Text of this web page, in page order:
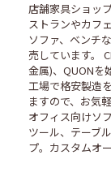
店舗家具ショッ
ストランやカフ
ソファ、ベンチ
売しています。
金属)、QUONを
工場で格安製造
ますので、お気
オフィス向けソ
ツール、テーブ
プ。カスタムオ